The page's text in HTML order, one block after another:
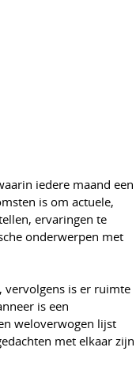
iedere maand een
is om actuele,
ervaringen te
onderwerpen met
vervolgens is er ruimte
is een
weloverwogen lijst
met elkaar zijn